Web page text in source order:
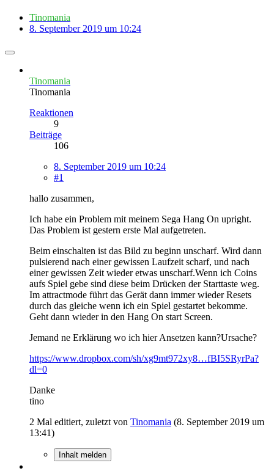
Tinomania
8. September 2019 um 10:24
Tinomania
Tinomania
Reaktionen
9
Beiträge
106
8. September 2019 um 10:24
#1
hallo zusammen,
Ich habe ein Problem mit meinem Sega Hang On upright.
Das Problem ist gestern erste Mal aufgetreten.
Beim einschalten ist das Bild zu beginn unscharf. Wird dann
pulsierend nach einer gewissen Laufzeit scharf, und nach
einer gewissen Zeit wieder etwas unscharf.Wenn ich Coins
aufs Spiel gebe sind diese beim Drücken der Starttaste weg.
Im attractmode führt das Gerät dann immer wieder Resets
durch das gleiche wenn ich ein Spiel gestartet bekomme.
Geht dann wieder in den Hang On start Screen.
Jemand ne Erklärung wo ich hier Ansetzen kann?Ursache?
https://www.dropbox.com/sh/xg9mt972xy8…fBI5SRyrPa?
dl=0
Danke
tino
2 Mal editiert, zuletzt von Tinomania (8. September 2019 um
13:41)
Inhalt melden